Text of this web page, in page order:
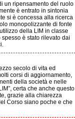
un ripensamento del ruolo
è entrato in sintonia
si è concessa alla ricerca
monopolizzante di fonte
della LIM in classe
è stato rilevato dai
secolo di vita ed
corsi di aggiornamento,
della società e nelle
certa che anche questo
grazie alla chiarezza
Corso siano poche e che